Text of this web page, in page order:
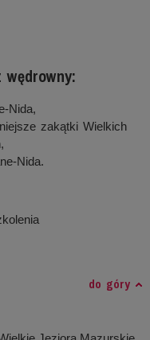
Nida,
zakątki Wielkich
Nida.
do góry